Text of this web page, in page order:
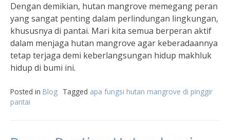
Dengan demikian, hutan mangrove memegang peran
yang sangat penting dalam perlindungan lingkungan,
khususnya di pantai. Mari kita semua berperan aktif
dalam menjaga hutan mangrove agar keberadaannya
tetap terjaga demi keberlangsungan hidup makhluk
hidup di bumi ini.
Posted in Blog Tagged apa fungsi hutan mangrove di pinggir
pantai